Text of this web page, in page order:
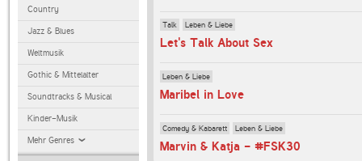
Country
Jazz & Blues
Weltmusik
Gothic & Mittelalter
Soundtracks & Musical
Kinder-Musik
Mehr Genres
Talk Leben & Liebe
Let's Talk About Sex
Leben & Liebe
Maribel in Love
Comedy & Kabarett Leben & Liebe
Marvin & Katja - #FSK30